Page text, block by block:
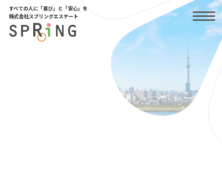
Skip
the
content
すべての人に「喜び」と「安心」を
株式会社スプリングエステート